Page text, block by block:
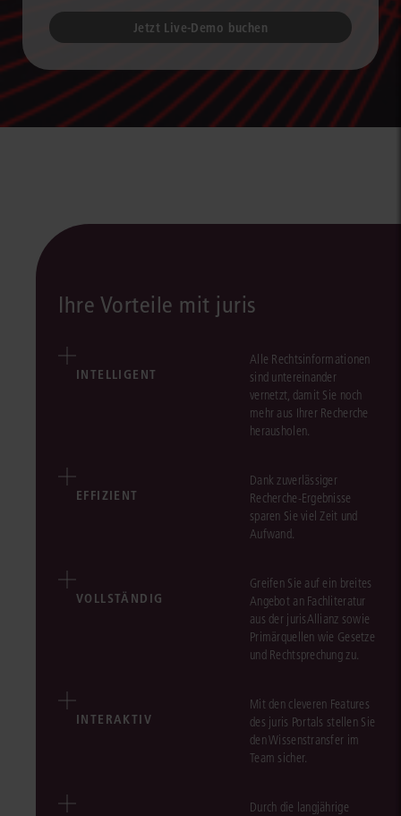
Jetzt Live-Demo buchen
Ihre Vorteile mit juris
INTELLIGENT
Alle Rechtsinformationen
sind untereinander
vernetzt, damit Sie noch
mehr aus Ihrer Recherche
herausholen.
EFFIZIENT
Dank zuverlässiger
Recherche-Ergebnisse
sparen Sie viel Zeit und
Aufwand.
VOLLSTÄNDIG
Greifen Sie auf ein breites
Angebot an Fachliteratur
aus der jurisAllianz sowie
Primärquellen wie Gesetze
und Rechtsprechung zu.
INTERAKTIV
Mit den cleveren Features
des juris Portals stellen Sie
den Wissenstransfer im
Team sicher.
Durch die langjährige